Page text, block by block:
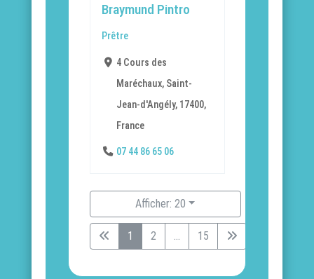
Braymund Pintro
Prêtre
4 Cours des
Maréchaux, Saint-
Jean-d'Angély, 17400,
France
07 44 86 65 06
Afficher: 20
1 2 ... 15